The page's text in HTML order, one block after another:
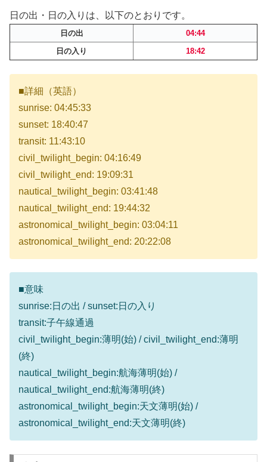
日の出・日の入りは、以下のとおりです。
日の出
04:44
日の入り
18:42
■詳細（英語）
sunrise: 04:45:33
sunset: 18:40:47
transit: 11:43:10
civil_twilight_begin: 04:16:49
civil_twilight_end: 19:09:31
nautical_twilight_begin: 03:41:48
nautical_twilight_end: 19:44:32
astronomical_twilight_begin: 03:04:11
astronomical_twilight_end: 20:22:08
■意味
sunrise:日の出 / sunset:日の入り
transit:子午線通過
civil_twilight_begin:薄明(始) / civil_twilight_end:薄明
(終)
nautical_twilight_begin:航海薄明(始) /
nautical_twilight_end:航海薄明(終)
astronomical_twilight_begin:天文薄明(始) /
astronomical_twilight_end:天文薄明(終)